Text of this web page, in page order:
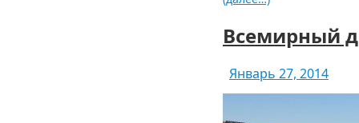
Всемирный
Январь 27, 2014